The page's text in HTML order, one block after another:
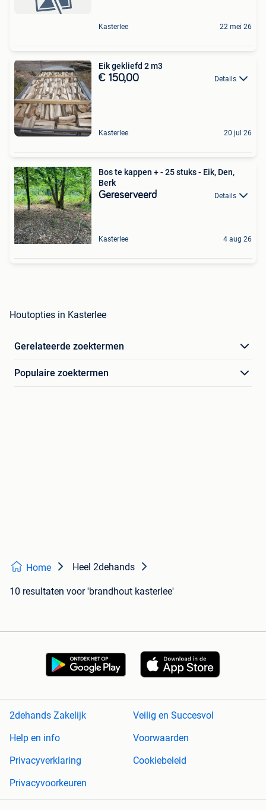
Kasterlee 22 mei 26
Eik gekliefd 2 m3
€ 150,00 Details
Kasterlee 20 jul 26
Bos te kappen + - 25 stuks - Eik, Den,
Berk
Gereserveerd Details
Kasterlee 4 aug 26
Houtopties in Kasterlee
Gerelateerde zoektermen
Populaire zoektermen
Home Heel 2dehands
10 resultaten voor 'brandhout kasterlee'
2dehands Zakelijk
Veilig en Succesvol
Help en info
Voorwaarden
Privacyverklaring
Cookiebeleid
Privacyvoorkeuren